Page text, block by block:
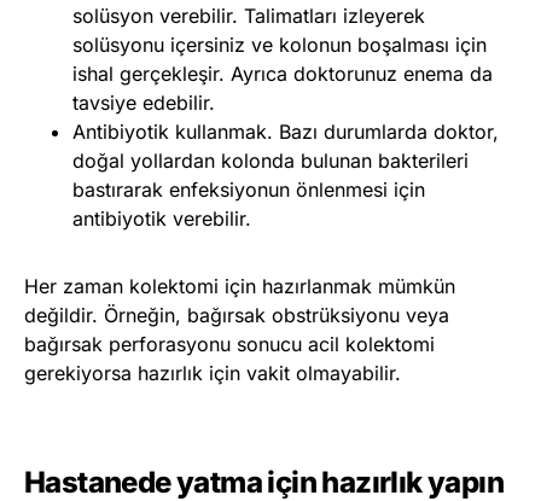
solüsyon verebilir. Talimatları izleyerek
solüsyonu içersiniz ve kolonun boşalması için
ishal gerçekleşir. Ayrıca doktorunuz enema da
tavsiye edebilir.
Antibiyotik kullanmak. Bazı durumlarda doktor,
doğal yollardan kolonda bulunan bakterileri
bastırarak enfeksiyonun önlenmesi için
antibiyotik verebilir.
Her zaman kolektomi için hazırlanmak mümkün
değildir. Örneğin, bağırsak obstrüksiyonu veya
bağırsak perforasyonu sonucu acil kolektomi
gerekiyorsa hazırlık için vakit olmayabilir.
Hastanede yatma için hazırlık yapın